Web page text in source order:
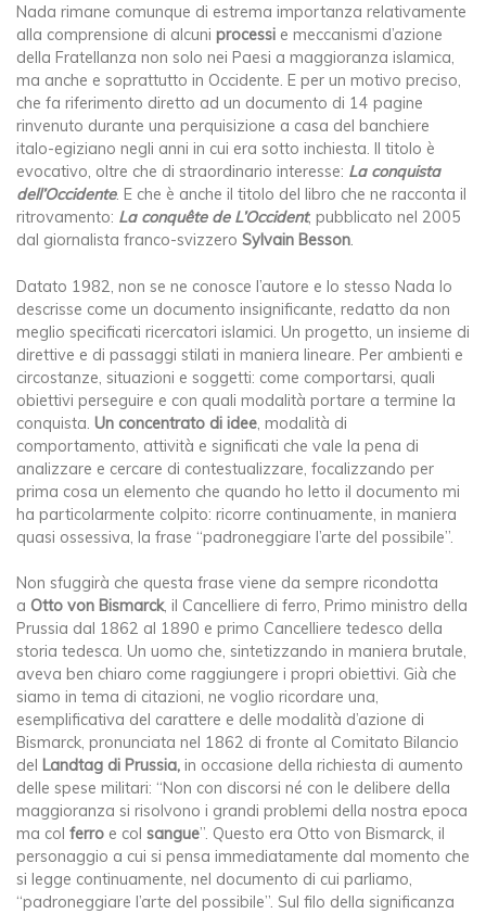
Nada rimane comunque di estrema importanza relativamente
alla comprensione di alcuni processi e meccanismi d’azione
della Fratellanza non solo nei Paesi a maggioranza islamica,
ma anche e soprattutto in Occidente. E per un motivo preciso,
che fa riferimento diretto ad un documento di 14 pagine
rinvenuto durante una perquisizione a casa del banchiere
italo-egiziano negli anni in cui era sotto inchiesta. Il titolo è
evocativo, oltre che di straordinario interesse: La conquista
dell’Occidente. E che è anche il titolo del libro che ne racconta il
ritrovamento: La conquête de L’Occident, pubblicato nel 2005
dal giornalista franco-svizzero Sylvain Besson.
Datato 1982, non se ne conosce l’autore e lo stesso Nada lo
descrisse come un documento insignificante, redatto da non
meglio specificati ricercatori islamici. Un progetto, un insieme di
direttive e di passaggi stilati in maniera lineare. Per ambienti e
circostanze, situazioni e soggetti: come comportarsi, quali
obiettivi perseguire e con quali modalità portare a termine la
conquista. Un concentrato di idee , modalità di
comportamento, attività e significati che vale la pena di
analizzare e cercare di contestualizzare, focalizzando per
prima cosa un elemento che quando ho letto il documento mi
ha particolarmente colpito: ricorre continuamente, in maniera
quasi ossessiva, la frase “padroneggiare l’arte del possibile”.
Non sfuggirà che questa frase viene da sempre ricondotta
a Otto von Bismarck, il Cancelliere di ferro, Primo ministro della
Prussia dal 1862 al 1890 e primo Cancelliere tedesco della
storia tedesca. Un uomo che, sintetizzando in maniera brutale,
aveva ben chiaro come raggiungere i propri obiettivi. Già che
siamo in tema di citazioni, ne voglio ricordare una,
esemplificativa del carattere e delle modalità d’azione di
Bismarck, pronunciata nel 1862 di fronte al Comitato Bilancio
del Landtag di Prussia, in occasione della richiesta di aumento
delle spese militari: “Non con discorsi né con le delibere della
maggioranza si risolvono i grandi problemi della nostra epoca
ma col ferro e col sangue”. Questo era Otto von Bismarck, il
personaggio a cui si pensa immediatamente dal momento che
si legge continuamente, nel documento di cui parliamo,
“padroneggiare l’arte del possibile”. Sul filo della significanza